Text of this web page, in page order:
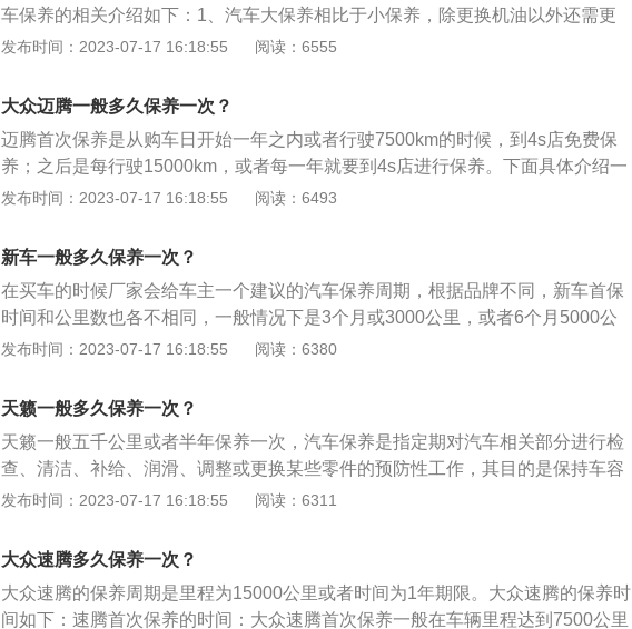
车保养的相关介绍如下：1、汽车大保养相比于小保养，除更换机油以外还需更
换三滤和火花塞等。三滤是指空气滤清器、机油滤清器和汽油滤清器。滤清器是
的杂质。2、小保养是指汽车行驶距离不长，为保障车辆性能而做的常规保养项
目，主要包括更换机油、机油滤清器以及进行常规检查。
发布时间：2023-07-17 16:18:55 阅读：6555
大众迈腾一般多久保养一次？
迈腾首次保养是从购车日开始一年之内或者行驶7500km的时候，到4s店免费保
养；之后是每行驶15000km，或者每一年就要到4s店进行保养。下面具体介绍一
下保养相关知识：1、保养项目：定期更换机油滤芯、空调滤芯、汽油滤芯以及
汽车存在的问题，避免车主在行驶中出现意外。
发布时间：2023-07-17 16:18:55 阅读：6493
新车一般多久保养一次？
在买车的时候厂家会给车主一个建议的汽车保养周期，根据品牌不同，新车首保
时间和公里数也各不相同，一般情况下是3个月或3000公里，或者6个月5000公
里，以先到为准，具体要根据保养手册要求为参考。有关汽车机油的更多资料如
次，合成机油就可以延长至7500公里，全合成机油可以10000公里左右更换。从
时间上讲，半年都行驶不到5000公里的车，半年过了也应该考虑更换机油。2、
当然有一种方法就是检查机油，关键是使用的机油的质量和级别如何，质量好的
级别高的那当然可以延长换油的时间。如果使用的是一般的机油，那就要经常检
查机油质量，机油润滑不好对车辆会有损害。3、当机油用了半年之后，每月检
还好就继续使用，质量差了应马上换掉，这样对汽车损害的程度会减小些。
发布时间：2023-07-17 16:18:55 阅读：6380
天籁一般多久保养一次？
天籁一般五千公里或者半年保养一次，汽车保养是指定期对汽车相关部分进行检
查、清洁、补给、润滑、调整或更换某些零件的预防性工作，其目的是保持车容
整洁、车辆技术状况正常、消除隐患预防故障发生、减缓零部件劣化过程、延长
架，后悬架是梯形控制臂多连杆式独立悬架，其搭载了2.0l自然吸气发动机，最
大功率是115kw，最大扭矩是197nm，与其匹配的是无级变速箱。
发布时间：2023-07-17 16:18:55 阅读：6311
大众速腾多久保养一次？
大众速腾的保养周期是里程为15000公里或者时间为1年期限。大众速腾的保养时
间如下：速腾首次保养的时间：大众速腾首次保养一般在车辆里程达到7500公里